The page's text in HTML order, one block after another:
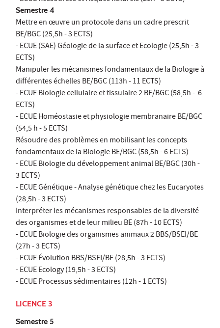
Semestre 4
Mettre en œuvre un protocole dans un cadre prescrit
BE/BGC (25,5h - 3 ECTS)
- ECUE (SAE) Géologie de la surface et Ecologie (25,5h - 3
ECTS)
Manipuler les mécanismes fondamentaux de la Biologie à
différentes échelles BE/BGC (113h - 11 ECTS)
- ECUE Biologie cellulaire et tissulaire 2 BE/BGC (58,5h - 6
ECTS)
- ECUE Homéostasie et physiologie membranaire BE/BGC
(54,5 h - 5 ECTS)
Résoudre des problèmes en mobilisant les concepts
fondamentaux de la Biologie BE/BGC (58,5h - 6 ECTS)
- ECUE Biologie du développement animal BE/BGC (30h -
3 ECTS)
- ECUE Génétique - Analyse génétique chez les Eucaryotes
(28,5h - 3 ECTS)
Interpréter les mécanismes responsables de la diversité
des organismes et de leur milieu BE (87h - 10 ECTS)
- ECUE Biologie des organismes animaux 2 BBS/BSEI/BE
(27h - 3 ECTS)
- ECUE Évolution BBS/BSEI/BE (28,5h - 3 ECTS)
- ECUE Ecology (19,5h - 3 ECTS)
- ECUE Processus sédimentaires (12h - 1 ECTS)
LICENCE 3
Semestre 5